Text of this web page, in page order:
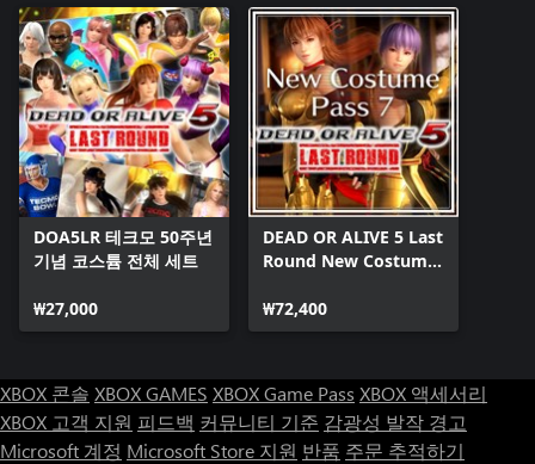
DOA5LR 테크모 50주년
기념 코스튬 전체 세트
₩27,000
DEAD OR ALIVE 5 Last
Round New Costume
₩72,400
XBOX 콘솔 XBOX GAMES XBOX Game Pass XBOX 액세서리
XBOX 고객 지원 피드백 커뮤니티 기준 감광성 발작 경고
Microsoft 계정 Microsoft Store 지원 반품 주문 추적하기